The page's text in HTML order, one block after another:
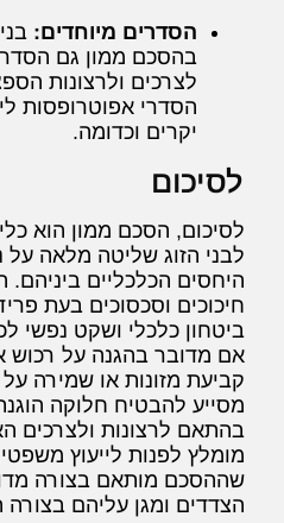
הסדרים מיוחדים:
בהסכם ממון גם
לצרכים ולרצונות
הסדרי אפוטרופסות
יקרים וכדומה.
לסיכום
לסיכום, הסכם ממון הוא
לבני הזוג שליטה מלאה על
היחסים הכלכליים
חיכוכים וסכסוכים בעת
ביטחון כלכלי ושקט נפשי
אם מדובר בהגנה על רכוש
קביעת מזונות או שמירה
מסייע להבטיח חלוקה
בהתאם לרצונות ולצרכים
מומלץ לפנות לייעוץ
שההסכם מותאם בצורה
הצדדים ומגן עליהם בצורה